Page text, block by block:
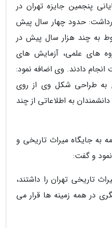
پنجمین جایزه تهران در
حدود چهار سال پیش
38 ساله مربوط به چند هزار سال پیش در
های علمی، آزمایش های
دادند. وی اضافه نمود:
به طراحی شکل وی از روی
به اطلاعاتی از چند
به جایگاه میراث تاریخی و
و گفت:
تاریخی تهران را داشتند،
در همه زمینه ها قرار می